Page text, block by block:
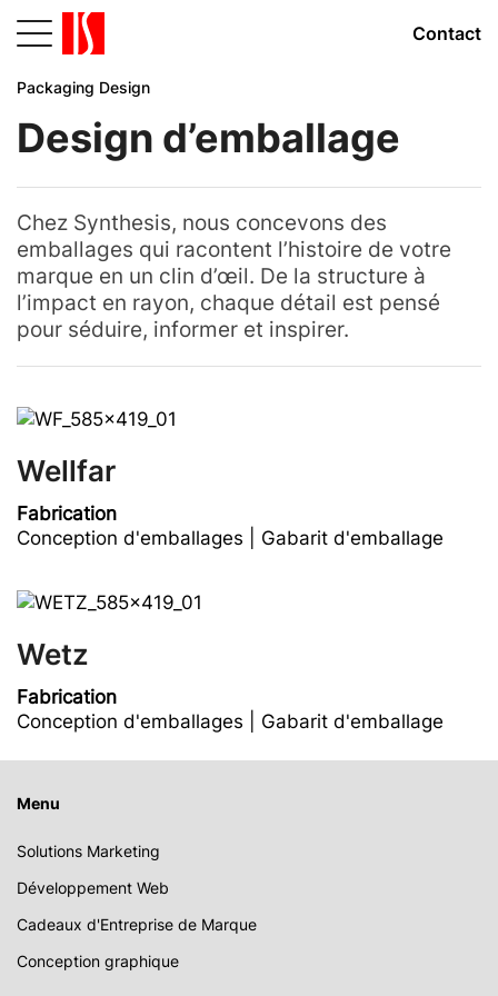
Contact
Packaging Design
Design d’emballage
Chez Synthesis, nous concevons des
emballages qui racontent l’histoire de votre
marque en un clin d’œil. De la structure à
l’impact en rayon, chaque détail est pensé
pour séduire, informer et inspirer.
Wellfar
Fabrication
Conception d'emballages | Gabarit d'emballage
Wetz
Fabrication
Conception d'emballages | Gabarit d'emballage
Menu
Solutions Marketing
Développement Web
Cadeaux d'Entreprise de Marque
Conception graphique